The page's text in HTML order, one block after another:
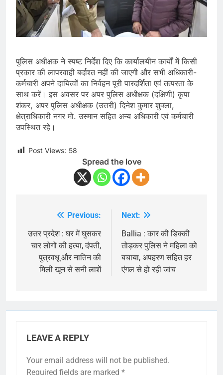
पुलिस अधीक्षक ने स्पष्ट निर्देश दिए कि कार्यालयीन कार्यों में किसी
प्रकार की लापरवाही बर्दाश्त नहीं की जाएगी और सभी अधिकारी-
कर्मचारी अपने दायित्वों का निर्वहन पूरी पारदर्शिता एवं तत्परता के
साथ करें। इस अवसर पर अपर पुलिस अधीक्षक (दक्षिणी) कृपा
शंकर, अपर पुलिस अधीक्षक (उत्तरी) दिनेश कुमार शुक्ला,
क्षेत्राधिकारी नगर मो. उस्मान सहित अन्य अधिकारी एवं कर्मचारी
उपस्थित रहे।
Post Views: 58
Spread the love
navigation
Previous:
उत्तर प्रदेश : घर में घुसकर
चार लोगों की हत्या, दंपती,
पुत्रवधू और नातिन की
मिली खून से सनी लाशें
Next:
Ballia : कार की डिक्की
तोड़कर पुलिस ने महिला को
बचाया, अपहरण सहित हर
एंगल से हो रही जांच
LEAVE A REPLY
Your email address will not be published.
Required fields are marked *